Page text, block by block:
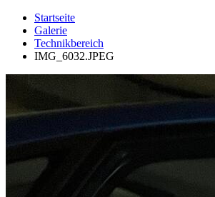
Startseite
Galerie
Technikbereich
IMG_6032.JPEG